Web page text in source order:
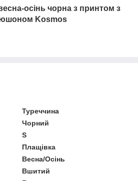
осінь чорна з принтом з
Kosmos
Туреччина
Чорний
S
Плащівка
Весна/Осінь
Вшитий